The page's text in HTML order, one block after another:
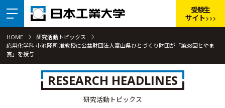
受験生
サイト
HOME
研究活動トピックス
応用化学科 小池隆司 准教授に公益財団法人富山県ひとづくり財団が「第38回とやま
賞」を授与
RESEARCH HEADLINES
研究活動トピックス